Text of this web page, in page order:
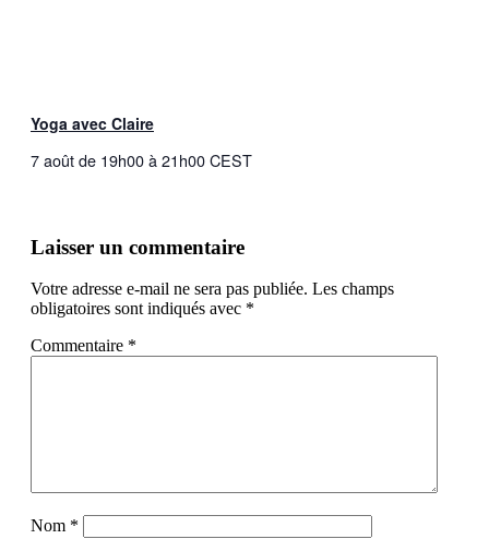
Yoga avec Claire
7 août de 19h00à21h00CEST
Laisser un commentaire
Votre adresse e-mail ne sera pas publiée. Les champs
obligatoires sont indiqués avec *
Commentaire *
Nom *